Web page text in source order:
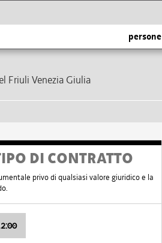
Friuli Venezia Giulia
DI CONTRATTO
privo di qualsiasi valore giuridico e la